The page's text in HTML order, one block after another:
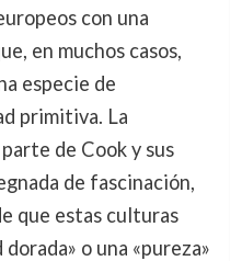
con una
en muchos casos,
especie de
primitiva. La
de Cook y sus
de fascinación,
que estas culturas
o una «pureza»